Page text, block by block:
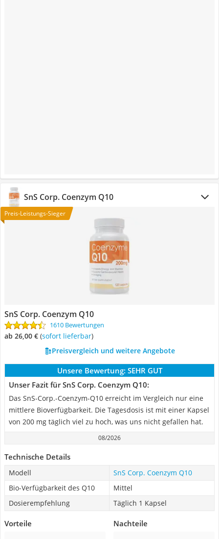
SnS Corp. Coenzym Q10
Preis-Leistungs-Sieger
SnS Corp. Coenzym Q10
1610 Bewertungen
ab 26,00 € ( Sofort lieferbar)
Preisvergleich und weitere Angebote
Unsere Bewertung: SEHR GUT
Unser Fazit für SnS Corp. Coenzym Q10:
Das SnS-Corp.-Coenzym-Q10 erreicht im Vergleich nur eine
mittlere Bioverfügbarkeit. Die Tagesdosis ist mit einer Kapsel
von 200 mg täglich viel zu hoch, was uns nicht gefallen hat.
08/2026
Technische Details
Modell
SnS Corp. Coenzym Q10
Bio-Verfügbarkeit des Q10
Mittel
Dosierempfehlung
Täglich 1 Kapsel
Vorteile Nachteile